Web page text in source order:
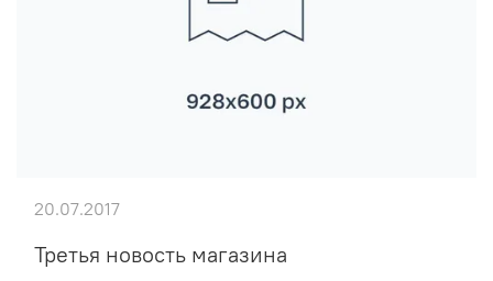
Третья новость магазина
20.07.2017